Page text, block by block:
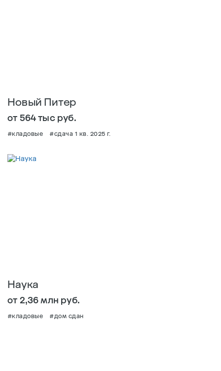
Новый Питер
от 564 тыс руб.
#кладовые #сдача 1 кв. 2025 г.
Наука
от 2,36 млн руб.
#кладовые #дом сдан